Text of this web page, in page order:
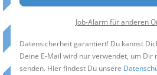
Job-Alarm für anderen
Datensicherheit garantiert! Du kannst
Deine E-Mail wird nur verwendet, um Dir
senden. Hier findest Du unsere